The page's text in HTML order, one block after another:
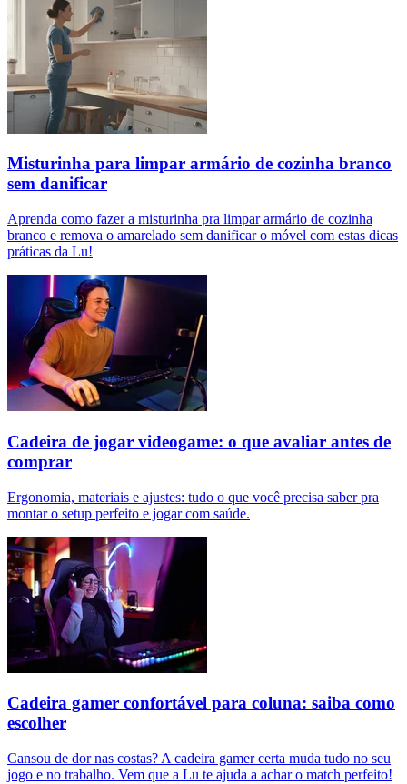
Misturinha para limpar armário de cozinha branco
sem danificar
Aprenda como fazer a misturinha pra limpar armário de cozinha
branco e remova o amarelado sem danificar o móvel com estas dicas
práticas da Lu!
Cadeira de jogar videogame: o que avaliar antes de
comprar
Ergonomia, materiais e ajustes: tudo o que você precisa saber pra
montar o setup perfeito e jogar com saúde.
Cadeira gamer confortável para coluna: saiba como
escolher
Cansou de dor nas costas? A cadeira gamer certa muda tudo no seu
jogo e no trabalho. Vem que a Lu te ajuda a achar o match perfeito!